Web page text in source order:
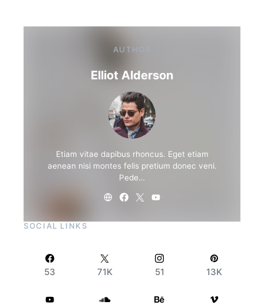
AUTHOR
Elliot Alderson
Etiam vitae dapibus rhoncus. Eget etiam
aenean nisi montes felis pretium donec veni.
Pede…
SOCIAL LINKS
53 71K 51 13K